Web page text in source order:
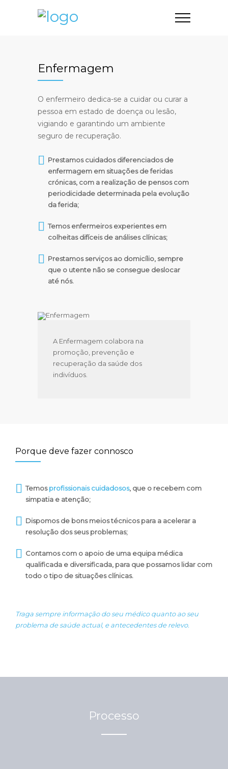
A Enfermagem colabora na
promoção, prevenção e
recuperação da saúde dos
indivíduos.
Enfermagem
O enfermeiro dedica-se a cuidar ou curar a
pessoa em estado de doença ou lesão,
vigiando e garantindo um ambiente
seguro de recuperação.
Prestamos cuidados diferenciados de
enfermagem em situações de feridas
crónicas, com a realização de pensos com
periodicidade determinada pela evolução
da ferida;
Temos enfermeiros experientes em
colheitas difíceis de análises clínicas;
Prestamos serviços ao domicílio, sempre
que o utente não se consegue deslocar
até nós.
Porque deve fazer connosco
Temosprofissionais cuidadosos, que o recebem com
simpatia e atenção;
Dispomos de bons meios técnicos para a acelerar a
resolução dos seus problemas;
Contamos com o apoio de uma equipa médica
qualificada e diversificada, para que possamos lidar com
todo o tipo de situações clínicas.
Traga sempre informação do seu médico quanto ao seu
problema de saúde actual, e antecedentes de relevo.
Processo